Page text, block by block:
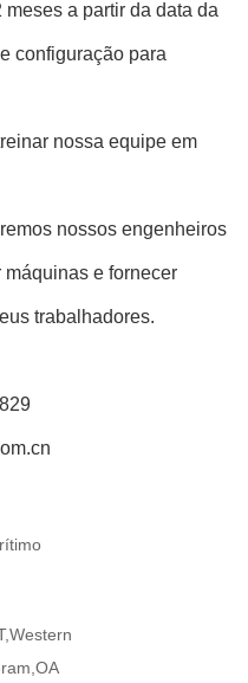
a partir da data da
configuração para
nossa equipe em
nossos engenheiros
máquinas e fornecer
trabalhadores.